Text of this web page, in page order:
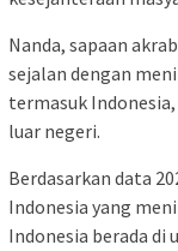
Nanda, sapaan
sejalan dengan
termasuk
luar negeri.
Berdasarkan data
Indonesia yang
Indonesia berada di